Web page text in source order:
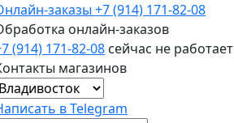
заказы +7 (914) 171-82-08
онлайн-заказов
(914) 171-82-08 сейчас не работает
магазинов
в Telegram